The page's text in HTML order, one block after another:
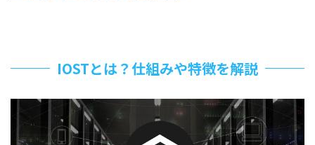
IOSTとは？仕組みや特徴を解説